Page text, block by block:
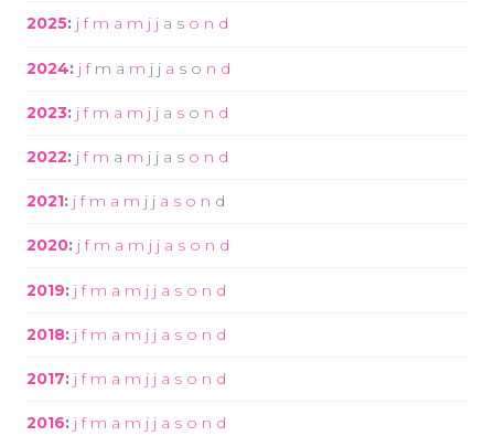
2025: j f m a m j j a s o n d
2024: j f m a m j j a s o n d
2023: j f m a m j j a s o n d
2022: j f m a m j j a s o n d
2021: j f m a m j j a s o n d
2020: j f m a m j j a s o n d
2019: j f m a m j j a s o n d
2018: j f m a m j j a s o n d
2017: j f m a m j j a s o n d
2016: j f m a m j j a s o n d